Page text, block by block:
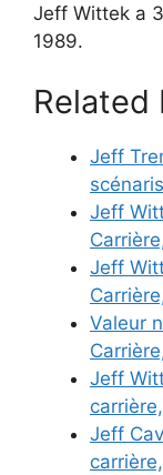
Jeff Wittek a
1989.
Related
Jeff
Jeff
Jeff
Valeur
Jeff
Jeff